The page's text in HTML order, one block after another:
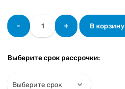
-
Количество
товара
Теплица
+ В корзину
Выберите срок рассрочки: